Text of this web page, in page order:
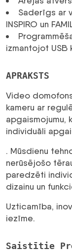
Saderīgs ar
INSPIRO un
izmantojot USB
APRAKSTS
Video
kameru ar
apgaismojumu,
individuāli
. Mūsdienu
nerūsējošo
paredzēti
dizainu un
Uzticamība,
iezīme.
Saistītie